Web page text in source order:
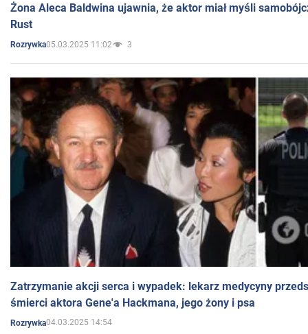
Żona Aleca Baldwina ujawnia, że aktor miał myśli
Rust
Rozrywka05.03.2025 11:02 3
Zatrzymanie akcji serca i wypadek: lekarz medycyny
śmierci aktora Gene'a Hackmana, jego żony i psa
Rozrywka04.03.2025 14:54